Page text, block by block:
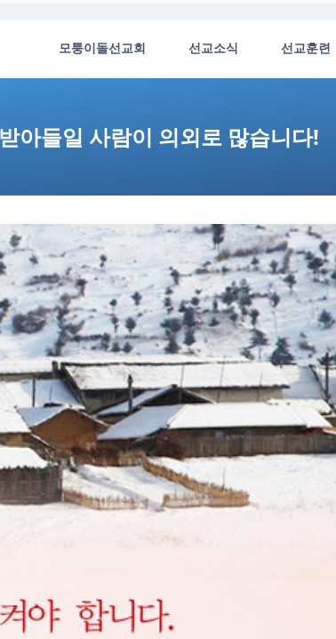
모퉁이돌선교회 선교소식 선교훈련
아들일 사람이 의외로 많습니다!